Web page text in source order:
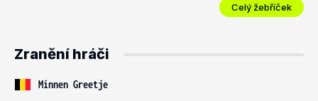
Celý žebříček
Zranění hráči
Minnen Greetje